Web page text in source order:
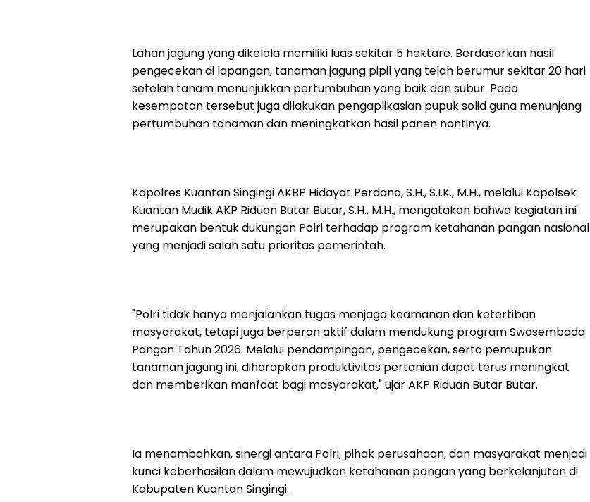
Lahan jagung yang dikelola memiliki luas sekitar 5 hektare. Berdasarkan hasil
pengecekan di lapangan, tanaman jagung pipil yang telah berumur sekitar 20 hari
setelah tanam menunjukkan pertumbuhan yang baik dan subur. Pada
kesempatan tersebut juga dilakukan pengaplikasian pupuk solid guna menunjang
pertumbuhan tanaman dan meningkatkan hasil panen nantinya.
Kapolres Kuantan Singingi AKBP Hidayat Perdana, S.H., S.I.K., M.H., melalui Kapolsek
Kuantan Mudik AKP Riduan Butar Butar, S.H., M.H., mengatakan bahwa kegiatan ini
merupakan bentuk dukungan Polri terhadap program ketahanan pangan nasional
yang menjadi salah satu prioritas pemerintah.
"Polri tidak hanya menjalankan tugas menjaga keamanan dan ketertiban
masyarakat, tetapi juga berperan aktif dalam mendukung program Swasembada
Pangan Tahun 2026. Melalui pendampingan, pengecekan, serta pemupukan
tanaman jagung ini, diharapkan produktivitas pertanian dapat terus meningkat
dan memberikan manfaat bagi masyarakat," ujar AKP Riduan Butar Butar.
Ia menambahkan, sinergi antara Polri, pihak perusahaan, dan masyarakat menjadi
kunci keberhasilan dalam mewujudkan ketahanan pangan yang berkelanjutan di
Kabupaten Kuantan Singingi.